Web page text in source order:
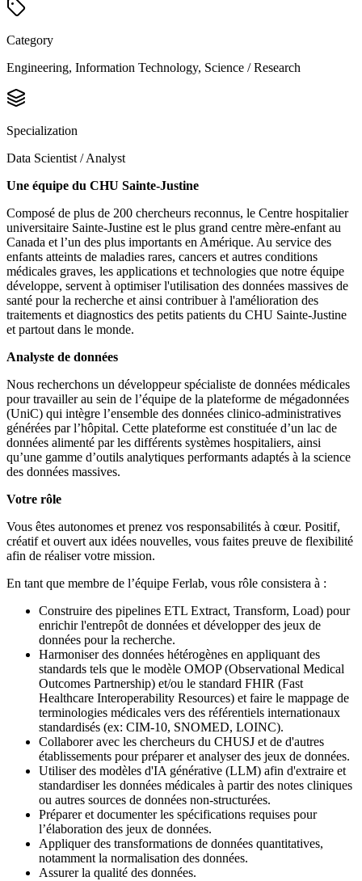
Category
Engineering, Information Technology, Science / Research
Specialization
Data Scientist / Analyst
Une équipe du CHU Sainte-Justine
Composé de plus de 200 chercheurs reconnus, le Centre hospitalier
universitaire Sainte-Justine est le plus grand centre mère-enfant au
Canada et l’un des plus importants en Amérique. Au service des
enfants atteints de maladies rares, cancers et autres conditions
médicales graves, les applications et technologies que notre équipe
développe, servent à optimiser l'utilisation des données massives de
santé pour la recherche et ainsi contribuer à l'amélioration des
traitements et diagnostics des petits patients du CHU Sainte-Justine
et partout dans le monde.
Analyste de données
Nous recherchons un développeur spécialiste de données médicales
pour travailler au sein de l’équipe de la plateforme de mégadonnées
(UniC) qui intègre l’ensemble des données clinico-administratives
générées par l’hôpital. Cette plateforme est constituée d’un lac de
données alimenté par les différents systèmes hospitaliers, ainsi
qu’une gamme d’outils analytiques performants adaptés à la science
des données massives.
Votre rôle
Vous êtes autonomes et prenez vos responsabilités à cœur. Positif,
créatif et ouvert aux idées nouvelles, vous faites preuve de flexibilité
afin de réaliser votre mission.
En tant que membre de l’équipe Ferlab, vous rôle consistera à :
Construire des pipelines ETL Extract, Transform, Load) pour
enrichir l'entrepôt de données et développer des jeux de
données pour la recherche.
Harmoniser des données hétérogènes en appliquant des
standards tels que le modèle OMOP (Observational Medical
Outcomes Partnership) et/ou le standard FHIR (Fast
Healthcare Interoperability Resources) et faire le mappage de
terminologies médicales vers des référentiels internationaux
standardisés (ex: CIM-10, SNOMED, LOINC).
Collaborer avec les chercheurs du CHUSJ et de d'autres
établissements pour préparer et analyser des jeux de données.
Utiliser des modèles d'IA générative (LLM) afin d'extraire et
standardiser les données médicales à partir des notes cliniques
ou autres sources de données non-structurées.
Préparer et documenter les spécifications requises pour
l’élaboration des jeux de données.
Appliquer des transformations de données quantitatives,
notamment la normalisation des données.
Assurer la qualité des données.